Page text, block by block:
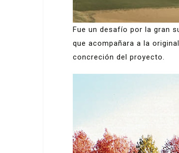
Fue un desafío por la gran
que acompañara a la
concreción del proyecto.